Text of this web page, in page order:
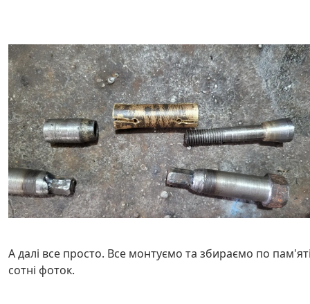
А далі все просто. Все монтуємо та збираємо по
сотні фоток.